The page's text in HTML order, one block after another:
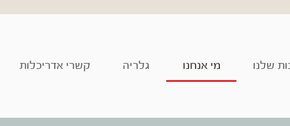
שלנו מי אנחנו גלריה קשרי אדריכלות